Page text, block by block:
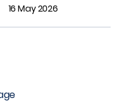
16 May 2026